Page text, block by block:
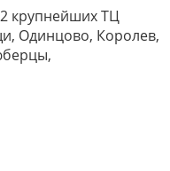
крупнейших ТЦ
Одинцово, Королев,